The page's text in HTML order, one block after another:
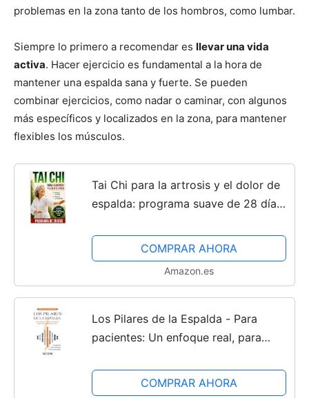
problemas en la zona tanto de los hombros, como lumbar.
Siempre lo primero a recomendar es llevar una vida
activa. Hacer ejercicio es fundamental a la hora de
mantener una espalda sana y fuerte. Se pueden
combinar ejercicios, como nadar o caminar, con algunos
más específicos y localizados en la zona, para mantener
flexibles los músculos.
Tai Chi para la artrosis y el dolor de
espalda: programa suave de 28 días
dolor, mejorar movilidad, equilibrio
y...
COMPRAR AHORA
Amazon.es
Los Pilares de la Espalda - Para
pacientes: Un enfoque real, para
s.XXI
COMPRAR AHORA